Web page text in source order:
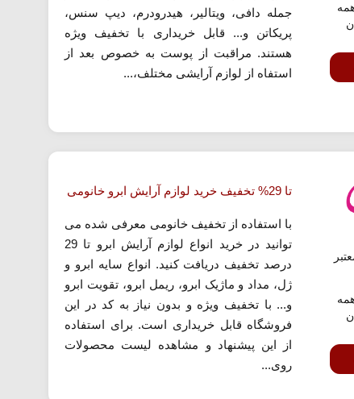
جمله دافی، ویتالیر، هیدرودرم، دیپ سنس،
پریکاتن و... قابل خریداری با تخفیف ویژه
هستند. مراقبت از پوست به خصوص بعد از
استفاه از لوازم آرایشی مختلف،...
تا 29% تخفیف خرید لوازم آرایش ابرو خانومی
با استفاده از تخفیف خانومی معرفی شده می
توانید در خرید انواع لوازم آرایش ابرو تا 29
درصد تخفیف دریافت کنید. انواع سایه ابرو و
ژل، مداد و ماژیک ابرو، ریمل ابرو، تقویت ابرو
و... با تخفیف ویژه و بدون نیاز به کد در این
فروشگاه قابل خریداری است. برای استفاده
از این پیشنهاد و مشاهده لیست محصولات
روی...